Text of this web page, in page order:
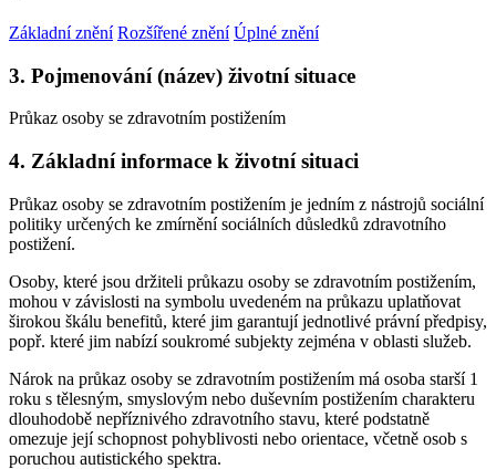
Základní znění Rozšířené znění Úplné znění
3. Pojmenování (název) životní situace
Průkaz osoby se zdravotním postižením
4. Základní informace k životní situaci
Průkaz osoby se zdravotním postižením je jedním z nástrojů sociální
politiky určených ke zmírnění sociálních důsledků zdravotního
postižení.
Osoby, které jsou držiteli průkazu osoby se zdravotním postižením,
mohou v závislosti na symbolu uvedeném na průkazu uplatňovat
širokou škálu benefitů, které jim garantují jednotlivé právní předpisy,
popř. které jim nabízí soukromé subjekty zejména v oblasti služeb.
Nárok na průkaz osoby se zdravotním postižením má osoba starší 1
roku s tělesným, smyslovým nebo duševním postižením charakteru
dlouhodobě nepříznivého zdravotního stavu, které podstatně
omezuje její schopnost pohyblivosti nebo orientace, včetně osob s
poruchou autistického spektra.